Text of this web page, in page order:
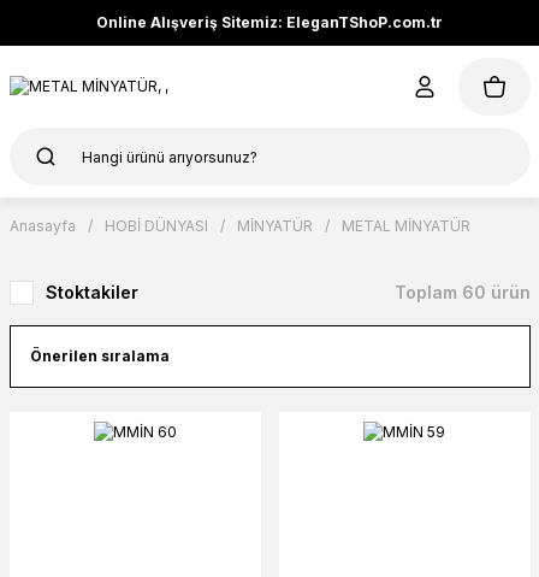
Online Alışveriş Sitemiz: EleganTShoP.com.tr
Anasayfa HOBİ DÜNYASI MİNYATÜR METAL MİNYATÜR
Stoktakiler Toplam 60 ürün